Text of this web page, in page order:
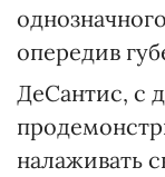
опередив
ДеСантис, с
налаживать